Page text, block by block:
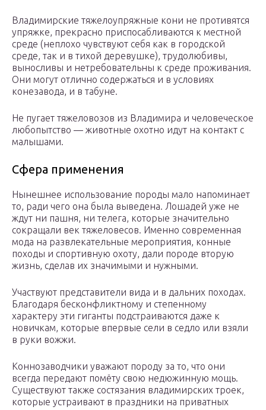
Владимирские тяжелоупряжные кони не противятся
упряжке, прекрасно приспосабливаются к местной
среде (неплохо чувствуют себя как в городской
среде, так и в тихой деревушке), трудолюбивы,
выносливы и нетребовательны к среде проживания.
Они могут отлично содержаться и в условиях
конезавода, и в табуне.
Не пугает тяжеловозов из Владимира и человеческое
любопытство — животные охотно идут на контакт с
малышами.
Сфера применения
Нынешнее использование породы мало напоминает
то, ради чего она была выведена. Лошадей уже не
ждут ни пашня, ни телега, которые значительно
сокращали век тяжеловесов. Именно современная
мода на развлекательные мероприятия, конные
походы и спортивную охоту, дали породе вторую
жизнь, сделав их значимыми и нужными.
Участвуют представители вида и в дальних походах.
Благодаря бесконфликтному и степенному
характеру эти гиганты подстраиваются даже к
новичкам, которые впервые сели в седло или взяли
в руки вожжи.
Коннозаводчики уважают породу за то, что они
всегда передают помёту свою недюжинную мощь.
Существуют также состязания владимирских троек,
которые устраивают в праздники на приватных